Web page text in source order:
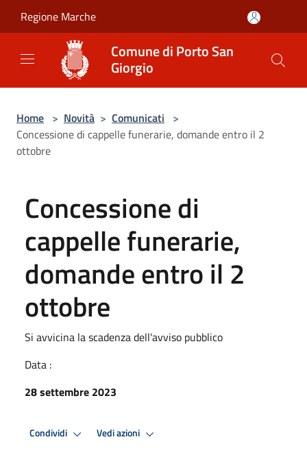
Regione Marche
Comune di Porto San
Giorgio
Home > Novità > Comunicati >
Concessione di cappelle funerarie, domande entro il 2
ottobre
Concessione di
cappelle funerarie,
domande entro il 2
ottobre
Si avvicina la scadenza dell'avviso pubblico
Data :
28 settembre 2023
Condividi Vedi azioni